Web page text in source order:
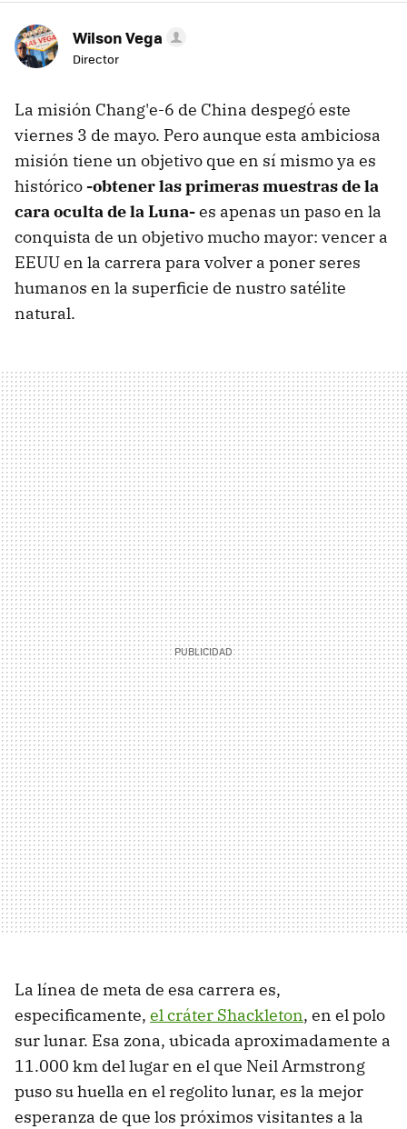
Wilson Vega
Director
La misión Chang'e-6 de China despegó este
viernes 3 de mayo. Pero aunque esta ambiciosa
misión tiene un objetivo que en sí mismo ya es
histórico-obtener las primeras muestras de la
cara oculta de la Luna-es apenas un paso en la
conquista de un objetivo mucho mayor: vencer a
EEUU en la carrera para volver a poner seres
humanos en la superficie de nustro satélite
natural.
La línea de meta de esa carrera es,
especificamente, el cráter Shackleton, en el polo
sur lunar. Esa zona, ubicada aproximadamente a
11.000 km del lugar en el que Neil Armstrong
puso su huella en el regolito lunar, es la mejor
esperanza de que los próximos visitantes a la